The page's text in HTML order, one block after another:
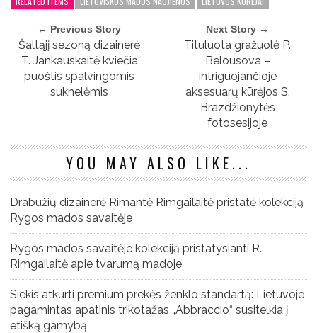
← Previous Story
Šaltąjį sezoną dizainerė
T. Jankauskaitė kviečia
puoštis spalvingomis
suknelėmis
Next Story →
Tituluota gražuolė P.
Belousova –
intriguojančioje
aksesuarų kūrėjos S.
Brazdžionytės
fotosesijoje
YOU MAY ALSO LIKE...
Drabužių dizainerė Rimantė Rimgailaitė pristatė kolekciją
Rygos mados savaitėje
Rygos mados savaitėje kolekciją pristatysianti R.
Rimgailaitė apie tvarumą madoje
Siekis atkurti premium prekės ženklo standartą: Lietuvoje
pagamintas apatinis trikotažas „Abbraccio“ susitelkia į
etišką gamybą